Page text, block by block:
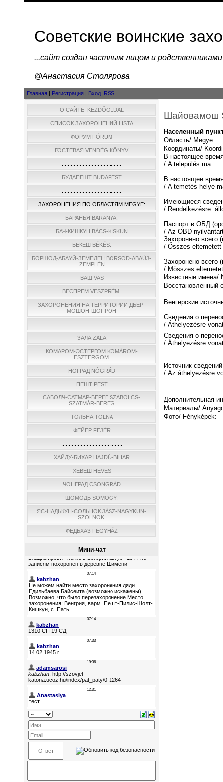
Советские воинские
...cайт создан частным лицом и
@Анастасия Столярова
Главная | Регистрация | Вход |RSS
О САЙТЕ KEZDŐOLDAL
СПИСОК ЗАХОРОНЕНИЙ LISTA
ФОРУМ FÓRUM
ГОСТЕВАЯ VENDÉG KÖNYV
БУДАПЕШТ BUDAPEST
ЗАХОРОНЕНИЯ ПО ОБЛАСТЯМ MEGYE:
БАРАНЬЯ BARANYA.
БАЧ-КИШКУН BÁCS-KISKUN
БЕКЕШ BÉKÉS.
БОРШОД-АБАУЙ-ЗЕМПЛЕН BORSOD-ABAÚJ-
ZEMPLÉN
ВАШ VAS
ВЕСПРЕМ VESZPRÉM.
ЗАХОРОНЕНИЯ НА ТЕРРИТОРИИ ДЬЕР-
МОШОН-ШОПРОН
ЗАЛА ZALA
КОМАРОМ-ЭСТЕРГОМ KOMÁROM-
ESZTERGOM.
НОГРАД NÓGRÁD
ПЕШТ PEST
САБОЛЧ-САТМАР-БЕРЕГ SZABOLCS-
SZATMÁR-BEREG
ТОЛЬНА TOLNA
ФЕЙЕР FEJÉR
ХАЙДУ-БИХАР HAJDÚ-BIHAR
ХЕВЕШ HEVES
ЧОНГРАД CSONGRÁD
ШОМОДЬ SOMOGY.
ЯС-НАДЬКУН-СОЛЬНОК JÁSZ-NAGYKUN-
SZOLNOK.
ФЕДЬХАЗ FEGYHÁZ
Мини-чат
Шайовамош
Населенный
Область/ Megye:
Координаты/
В настоящее
/ A település ma:
В настоящее
/ A temetés helye
Имеющиеся
/ Rendelkezésre
Паспорт в ОБД
/ Az OBD
Захоронено всего
/ Ősszes eltemetett
Захоронено всего
/ Мösszes
Известные имена/
Восстановленный
Венгерские
Сведения о
/ Áthelyezésre
Сведения о
/ Áthelyezésre
Источник
/ Az áthelyezésre
Дополнительная
Материалы/
Фото/ Fényképek: